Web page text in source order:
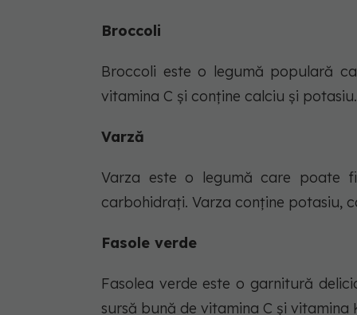
Broccoli
Broccoli este o legumă populară
vitamina C și conține calciu și potasiu.
Varză
Varza este o legumă care poate
carbohidrați. Varza conține potasiu,
Fasole verde
Fasolea verde este o garnitură
sursă bună de vitamina C și vitamina